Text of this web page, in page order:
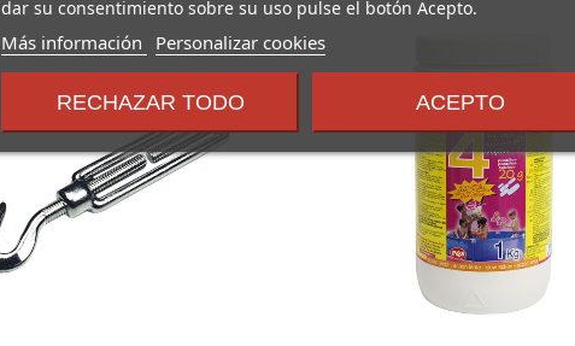
dar su consentimiento sobre su uso pulse el botón Acepto.
Más información
sobre
y
condiciones
Personalizar cookies
RECHAZAR TODO ACEPTO